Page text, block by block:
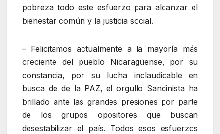
pobreza todo este esfuerzo para alcanzar el
bienestar común y la justicia social.
– Felicitamos actualmente a la mayoría más
creciente del pueblo Nicaragüense, por su
constancia, por su lucha inclaudicable en
busca de de la PAZ, el orgullo Sandinista ha
brillado ante las grandes presiones por parte
de los grupos opositores que buscan
desestabilizar el país. Todos esos esfuerzos